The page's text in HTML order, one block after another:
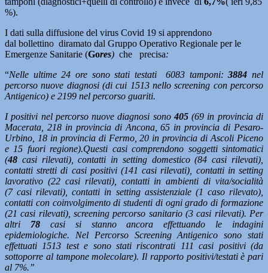
%).
I dati sulla diffusione del virus Covid 19 si apprendono
dal bollettino diramato dal Gruppo Operativo Regionale per le
Emergenze Sanitarie (Gores) che precisa:
“Nelle ultime 24 ore sono stati testati 6083 tamponi:3884 nel
percorso nuove diagnosi (di cui 1513 nello screening con percorso
Antigenico) e 2199 nel percorso guariti.
I positivi nel percorso nuove diagnosi sono 405(69 in provincia di
Macerata, 218 in provincia di Ancona, 65 in provincia di Pesaro-
Urbino, 18 in provincia di Fermo, 20 in provincia di Ascoli Piceno
e 15 fuori regione).Questi casi comprendono soggetti sintomatici
(48 casi rilevati), contatti in setting domestico (84 casi rilevati),
contatti stretti di casi positivi (141 casi rilevati), contatti in setting
lavorativo (22 casi rilevati), contatti in ambienti di vita/socialità
(7 casi rilevati), contatti in setting assistenziale (1 caso rilevato),
contatti con coinvolgimento di studenti di ogni grado di formazione
(21 casi rilevati), screening percorso sanitario (3 casi rilevati). Per
altri 78casi si stanno ancora effettuando le indagini
epidemiologiche. Nel Percorso Screening Antigenico sono stati
effettuati 1513 test e sono stati riscontrati 111 casi positivi (da
sottoporre al tampone molecolare). Il rapporto positivi/testati è pari
al 7%.”